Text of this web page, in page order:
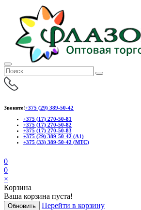
Звоните!+375 (29) 389-50-42
+375 (17) 270-50-81
+375 (17) 270-50-82
+375 (17) 270-50-83
+375 (29) 389-50-42 (А1)
+375 (33) 389-50-42 (МТС)
0
0
×
Корзина
Ваша корзина пуста!
Обновить Перейти в корзину